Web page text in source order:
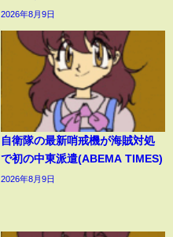
2026年8月9日
自衛隊の最新哨戒機が海賊対処
で初の中東派遣(ABEMA TIMES)
2026年8月9日